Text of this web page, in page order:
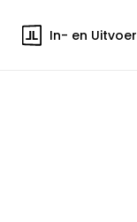
In- en Uitvoer